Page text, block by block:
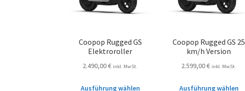
Coopop Rugged GS
Elektroroller
2.490,00€ inkl. MwSt.
Ausführung wählen
Coopop Rugged GS 25
km/h Version
2.599,00€ inkl. MwSt.
Ausführung wählen